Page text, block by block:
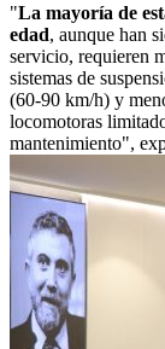
"La mayoría de
edad, aunque han
servicio, requieren
sistemas de
(60-90 km/h) y
locomotoras
mantenimiento",